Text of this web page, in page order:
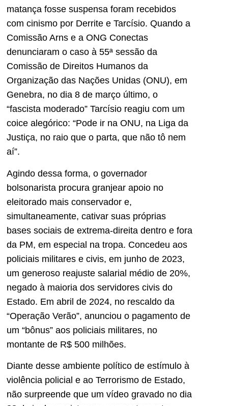
matança fosse suspensa foram recebidos
com cinismo por Derrite e Tarcísio. Quando a
Comissão Arns e a ONG Conectas
denunciaram o caso à 55ª sessão da
Comissão de Direitos Humanos da
Organização das Nações Unidas (ONU), em
Genebra, no dia 8 de março último, o
“fascista moderado” Tarcísio reagiu com um
coice alegórico: “Pode ir na ONU, na Liga da
Justiça, no raio que o parta, que não tô nem
aí”.
Agindo dessa forma, o governador
bolsonarista procura granjear apoio no
eleitorado mais conservador e,
simultaneamente, cativar suas próprias
bases sociais de extrema-direita dentro e fora
da PM, em especial na tropa. Concedeu aos
policiais militares e civis, em junho de 2023,
um generoso reajuste salarial médio de 20%,
negado à maioria dos servidores civis do
Estado. Em abril de 2024, no rescaldo da
“Operação Verão”, anunciou o pagamento de
um “bônus” aos policiais militares, no
montante de R$ 500 milhões.
Diante desse ambiente político de estímulo à
violência policial e ao Terrorismo de Estado,
não surpreende que um vídeo gravado no dia